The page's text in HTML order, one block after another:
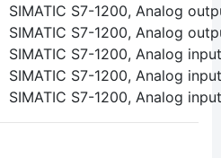
SIMATIC S7-1200, Analog
SIMATIC S7-1200, Analog
SIMATIC S7-1200, Analog
SIMATIC S7-1200, Analog
SIMATIC S7-1200, Analog